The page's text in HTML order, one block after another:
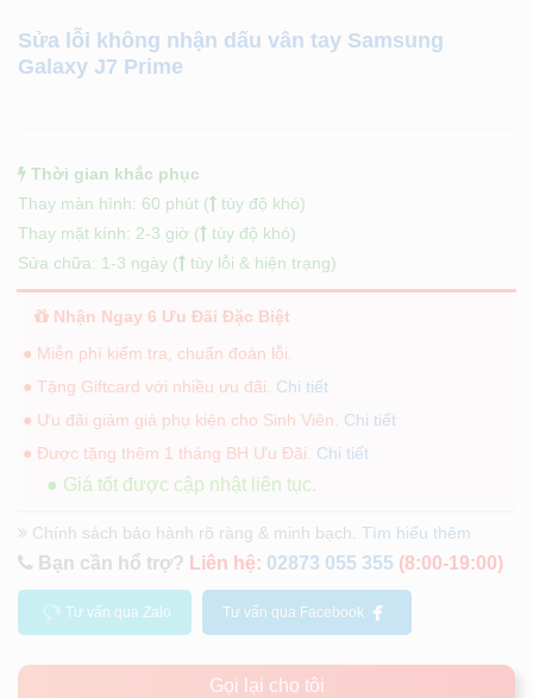
Sửa lỗi không nhận dấu vân tay Samsung
Galaxy J7 Prime
Thời gian khắc phục
Thay màn hình: 60 phút (
tùy độ khó)
Thay mặt kính: 2-3 giờ (
tùy độ khó)
Sửa chữa: 1-3 ngày (
tùy lỗi & hiện trạng)
Nhận Ngay 6 Ưu Đãi Đặc Biệt
● Miễn phí kiểm tra, chuẩn đoán lỗi.
● Tặng Giftcard với nhiều ưu đãi. Chi tiết
● Ưu đãi giảm giá phụ kiện cho Sinh Viên. Chi tiết
● Được tặng thêm 1 tháng BH Ưu Đãi. Chi tiết
● Giá tốt được cập nhật liên tục.
Chính sách bảo hành rõ ràng & minh bạch. Tìm hiểu thêm
Bạn cần hổ trợ? Liên hệ: 02873 055 355 (8:00-19:00)
Tư vấn qua Zalo Tư vấn qua Facebook
Gọi lại cho tôi